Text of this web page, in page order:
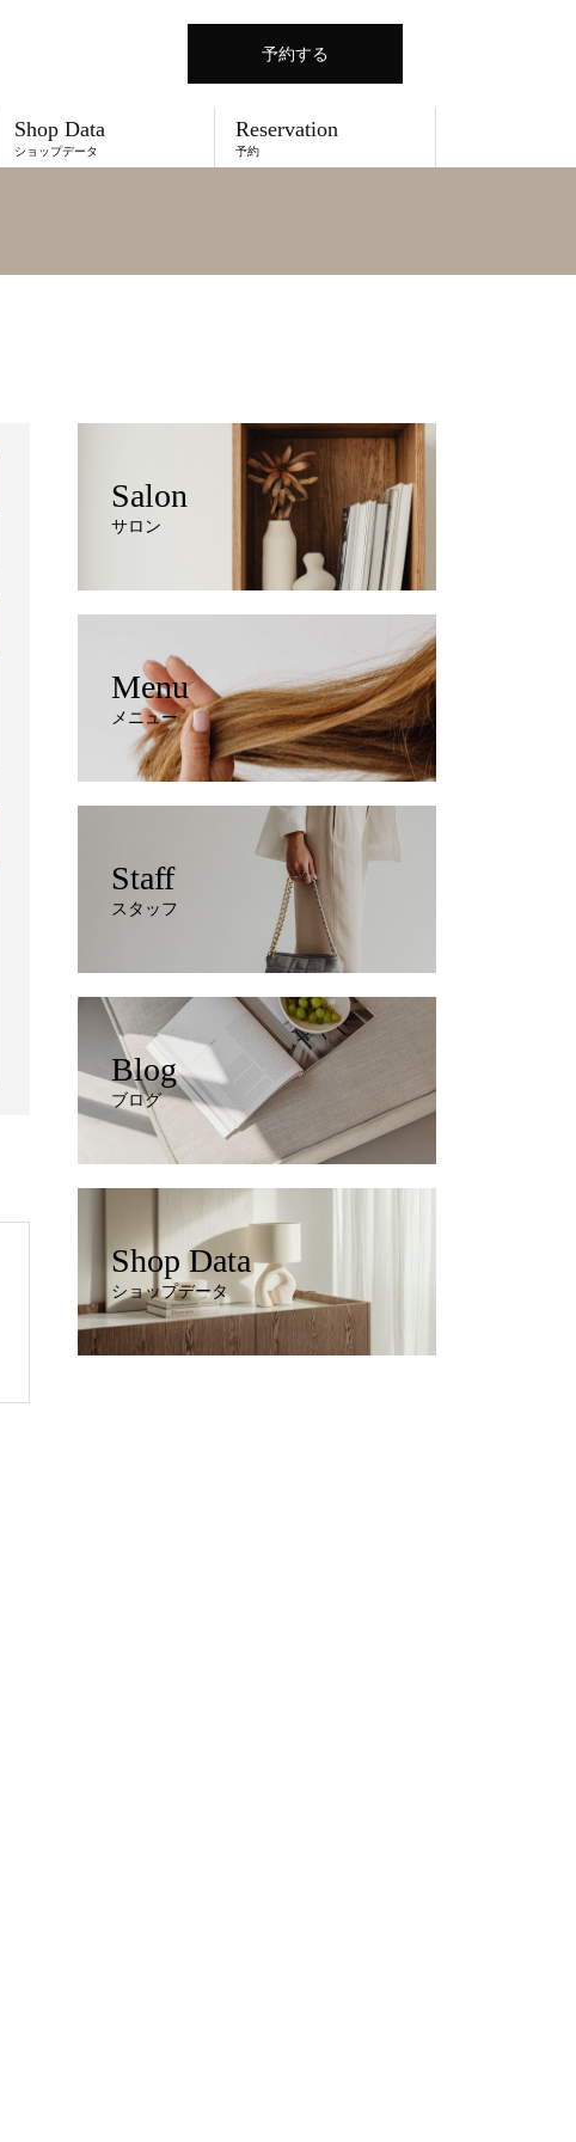
予約する
Shop Data
ショップデータ
Reservation
予約
Salon
サロン
Menu
メニュー
Staff
スタッフ
Blog
ブログ
Shop Data
ショップデータ